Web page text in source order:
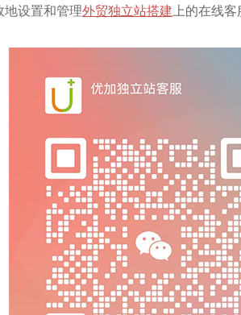
设置和管理外贸独立站搭建上的在线
咨询内容